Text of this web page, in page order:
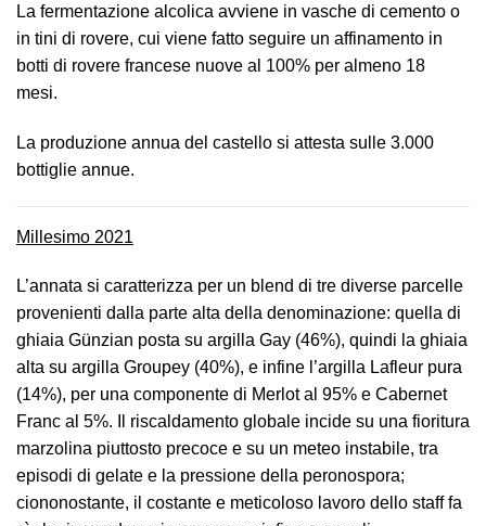
La fermentazione alcolica avviene in vasche di cemento o
in tini di rovere, cui viene fatto seguire un affinamento in
botti di rovere francese nuove al 100% per almeno 18
mesi.
La produzione annua del castello si attesta sulle 3.000
bottiglie annue.
Millesimo 2021
L’annata si caratterizza per un blend di tre diverse parcelle
provenienti dalla parte alta della denominazione: quella di
ghiaia Günzian posta su argilla Gay (46%), quindi la ghiaia
alta su argilla Groupey (40%), e infine l’argilla Lafleur pura
(14%), per una componente di Merlot al 95% e Cabernet
Franc al 5%. Il riscaldamento globale incide su una fioritura
marzolina piuttosto precoce e su un meteo instabile, tra
episodi di gelate e la pressione della peronospora;
ciononostante, il costante e meticoloso lavoro dello staff fa